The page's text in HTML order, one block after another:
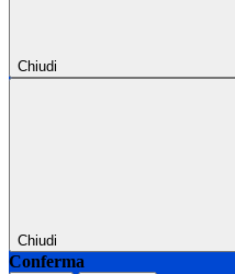
Chiudi
Chiudi
Conferma